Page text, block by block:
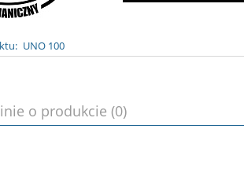
UNO 100
o produkcie (0)